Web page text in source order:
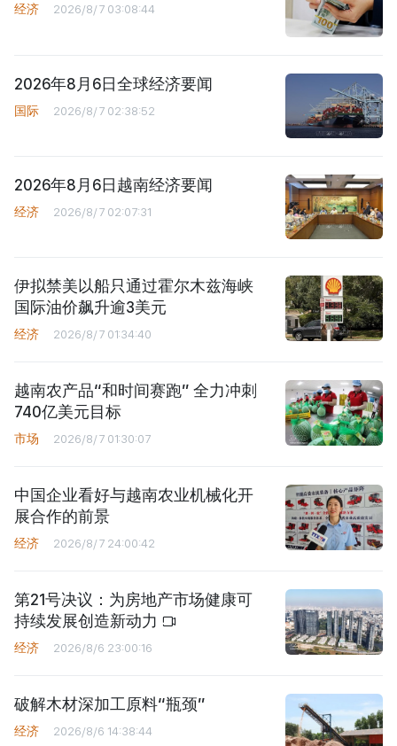
经济 2026/8/7 03:08:44
2026年8月6日全球经济要闻
国际 2026/8/7 02:38:52
2026年8月6日越南经济要闻
经济 2026/8/7 02:07:31
伊拟禁美以船只通过霍尔木兹海峡
国际油价飙升逾3美元
经济 2026/8/7 01:34:40
越南农产品“和时间赛跑” 全力冲刺
740亿美元目标
市场 2026/8/7 01:30:07
中国企业看好与越南农业机械化开
展合作的前景
经济 2026/8/7 24:00:42
第21号决议：为房地产市场健康可
持续发展创造新动力
经济 2026/8/6 23:00:16
破解木材深加工原料“瓶颈”
经济 2026/8/6 14:38:44